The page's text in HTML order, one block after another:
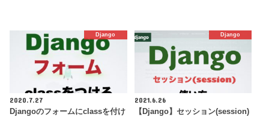
Django
2020.7.27
Djangoのフォームにclassを付け
Django
2021.6.26
【Django】セッション(session)